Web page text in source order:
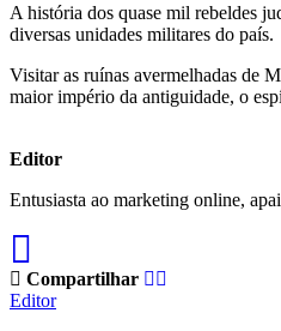
A história dos quase mil rebeldes
diversas unidades militares do país.
Visitar as ruínas avermelhadas de
maior império da antiguidade, o
Editor
Entusiasta ao marketing online,
Compartilhar
Editor